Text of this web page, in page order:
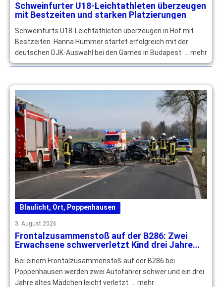
Schweinfurter U18-Leichtathleten überzeugen
mit Bestzeiten und starken Platzierungen
Schweinfurts U18-Leichtathleten überzeugen in Hof mit
Bestzeiten. Hanna Hümmer startet erfolgreich mit der
deutschen DJK-Auswahl bei den Games in Budapest. … mehr
Blaulicht, Ort, Poppenhausen
3. August 2026
Frontalzusammenstoß auf der B286: Zwei
Erwachsene schwerverletzt Kind drei Jahre
Bei einem Frontalzusammenstoß auf der B286 bei
Poppenhausen werden zwei Autofahrer schwer und ein drei
Jahre altes Mädchen leicht verletzt. … mehr